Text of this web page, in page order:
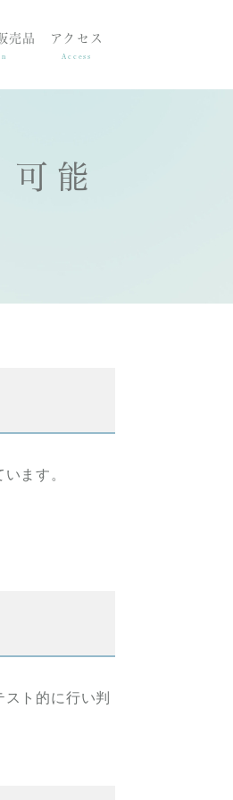
売品 アクセス
Access
能
ます。
ト的に行い判